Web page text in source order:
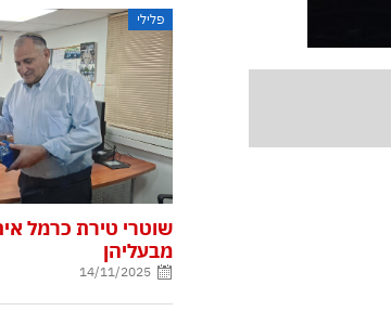
פלילי
שוטרי טירת כרמל
מבעליהן
14/11/2025